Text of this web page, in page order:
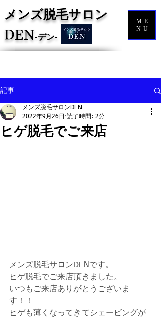
メンズ脱毛サロン
DEN‐デン‐
ME
NU
記事
ヒゲ脱毛でご来店
メンズ脱毛サロンDEN
2022年9月26日 読了時間: 2分
メンズ脱毛サロンDENです。
ヒゲ脱毛でご来店頂きました。
いつもご来店ありがとうございま
す！！
ヒゲも薄くなってきてシェービングが